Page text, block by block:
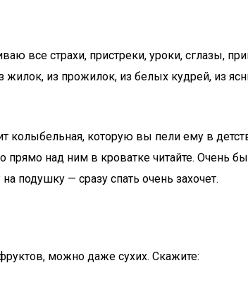
все страхи, пристреки, уроки, сглазы,
из прожилок, из белых кудрей, из
колыбельная, которую вы пели ему в
над ним в кроватке читайте. Очень
подушку — сразу спать очень захочет.
можно даже сухих. Скажите: